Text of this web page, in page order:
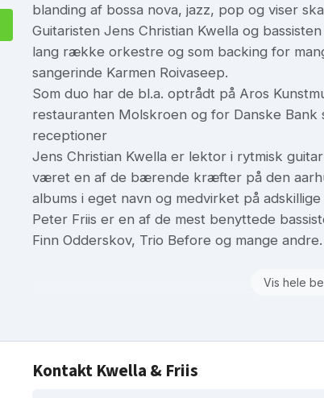
blanding af bossa nova, jazz, pop og viser
Guitaristen Jens Christian Kwella og
lang række orkestre og som backing for
sangerinde Karmen Roivaseep.
Som duo har de bl.a. optrådt på Aros
restauranten Molskroen og for Danske
receptioner
Jens Christian Kwella er lektor i rytmisk
været en af de bærende kræfter på den
albums i eget navn og medvirket på adskillige
Peter Friis er en af de mest benyttede
Finn Odderskov, Trio Before og mange andre.
Vis hele
Kontakt Kwella & Friis